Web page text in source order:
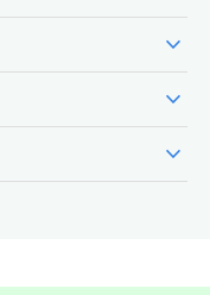
expand_more
expand_more
expand_more